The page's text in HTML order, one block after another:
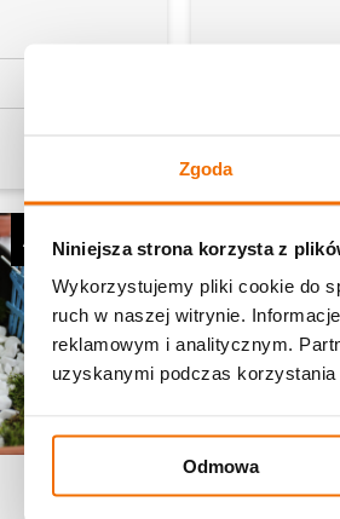
Zgoda
Niniejsza strona korzysta z
Wykorzystujemy pliki cookie do
ruch w naszej witrynie.
reklamowym i analitycznym.
uzyskanymi podczas korzystania
Odmowa
Czytaj dalej
Aktualności